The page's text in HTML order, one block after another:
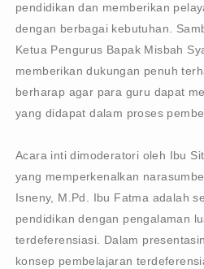
pendidikan dan memberikan
dengan berbagai kebutuhan.
Ketua Pengurus Bapak Misbah
memberikan dukungan penuh
berharap agar para guru dapat
yang didapat dalam proses
Acara inti dimoderatori oleh Ibu
yang memperkenalkan
Isneny, M.Pd. Ibu Fatma adalah
pendidikan dengan pengalaman
terdeferensiasi. Dalam
konsep pembelajaran